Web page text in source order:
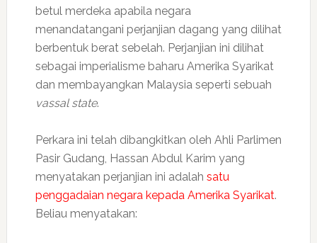
betul merdeka apabila negara
menandatangani perjanjian dagang yang dilihat
berbentuk berat sebelah. Perjanjian ini dilihat
sebagai imperialisme baharu Amerika Syarikat
dan membayangkan Malaysia seperti sebuah
vassal state.
Perkara ini telah dibangkitkan oleh Ahli Parlimen
Pasir Gudang, Hassan Abdul Karim yang
menyatakan perjanjian ini adalah satu
penggadaian negara kepada Amerika Syarikat.
Beliau menyatakan: